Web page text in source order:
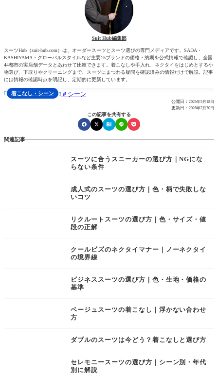
Suit Hub編集部
スーツHub（suit-hub.com）は、オーダースーツとスーツ選びの専門メディアです。SADA・
KASHIYAMA・グローバルスタイルなど主要15ブランドの価格・納期を公式情報で確認し、全国
44都市の実店舗データとあわせて比較できます。着こなしや手入れ、ネクタイをはじめとする小
物選び、下取りやクリーニングまで、スーツにまつわる疑問を確認済みの情報だけで解説。記事
には情報の確認時点を明記し、定期的に更新しています。
 着こなし・シーン  シーン
公開日： 2025年5月18日
更新日： 2026年7月30日
この記事を共有する
関連記事
スーツに合うスニーカーの選び方｜NGにな
らない条件
成人式のスーツの選び方｜色・柄で失敗しな
いコツ
リクルートスーツの選び方｜色・サイズ・値
段の正解
クールビズのネクタイマナー｜ノーネクタイ
の境界線
ビジネススーツの選び方｜色・生地・価格の
基準
ベージュスーツの着こなし｜浮かない合わせ
方
ダブルのスーツは今どう？着こなしと選び方
セレモニースーツの選び方｜シーン別・年代
別に解説